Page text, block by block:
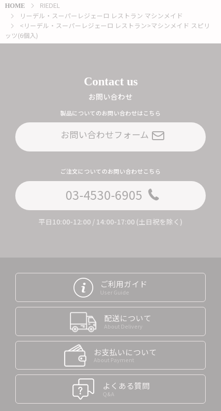
HOME
RIEDEL
リーデル・スーパーレジェーロ レストラン マシンメイド
<リーデル・スーパーレジェーロ レストラン>マシンメイド スピリ
ッツ(6個入)
Contact us
お問い合わせ
製品についてのお問い合わせはこちら
お問い合わせフォーム
ご注文についてのお問い合わせこちら
03-4530-6905
平日10:00-12:00 / 14:00-17:00 (土日祝を除く)
ご利用ガイド
User Guide
配送について
About Delivery
お支払いについて
About Payment
よくある質問
Q&A